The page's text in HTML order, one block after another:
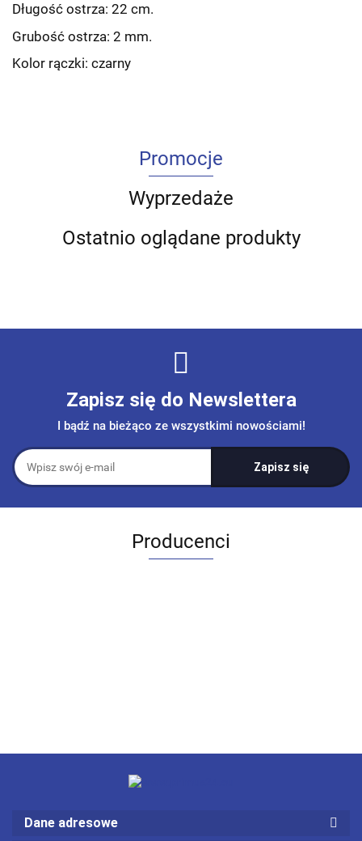
Długość ostrza: 22 cm.
Grubość ostrza: 2 mm.
Kolor rączki: czarny
Promocje
Wyprzedaże
Ostatnio oglądane produkty
Zapisz się do Newslettera
I bądź na bieżąco ze wszystkimi nowościami!
Producenci
Dane adresowe